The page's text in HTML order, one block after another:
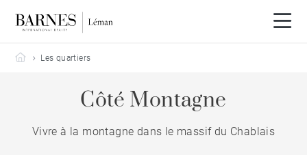
Barnes Leman
Les quartiers
Côté Montagne
Vivre à la montagne dans le massif du Chablais